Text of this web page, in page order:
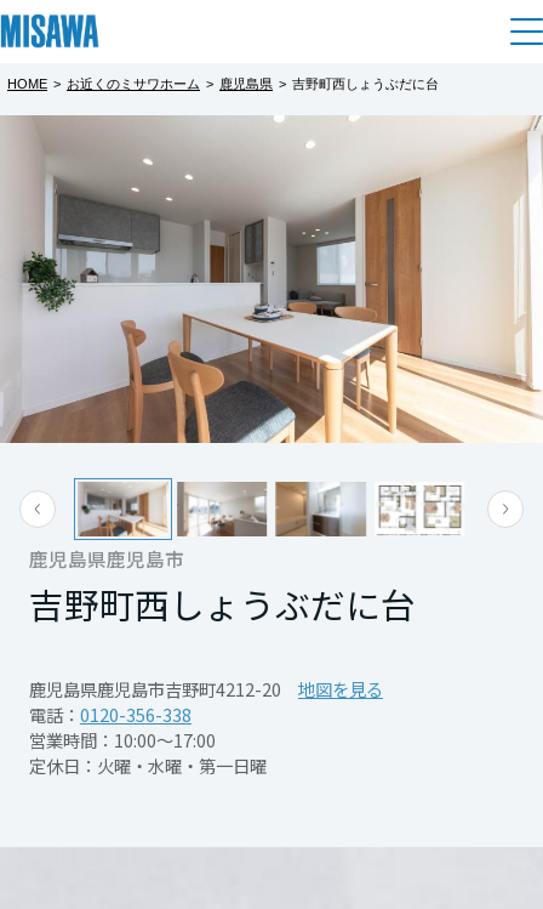
住まい
建てる [注文住宅]
商品ラインアップ
デザイン
テクノロジー（住まいの性能）
建築事例・建築実例
デザイナーズギャラリー
インテリア
住まいづくりガイド
分譲住宅（建売・土地）検索
スムストック検索
土地活用
個人のお客さま
賃貸併用住宅
店舗・各種施設
土地活用モデルルーム見学
土地活用実例
企業不動産活用（CRE）戦略
社宅建築
リフォーム
戸建て・マンション
ミサワリフォームとは
リフォームの流れ
リフォームメニュー
リフォーム事例
事業用リノベーション
まちづくり
複合開発・投資開発
複合開発事業（ASMACI-アスマチ-）
再開発・官民連携事業
分譲マンション開発事業
建築再生事業
オーナーサポート
サポートメニュー
住まいるりんぐ（ロングサポート）
アフターメンテナンス
ミサワリフォーム
企 業・IR情報
企業・IR
MISAWAについて
ミサワホームグループ
展示場・イベント情報
カタログ請求
HOME > お近くのミサワホーム > 鹿児島県 > 吉野町西しょうぶだに台
鹿児島県鹿児島市
吉野町西しょうぶだに台
鹿児島県鹿児島市吉野町4212-20
地図を見る
電話： 0120-356-338
営業時間：10:00～17:00
定休日：火曜・水曜・第一日曜
都道府県を選択
北海道
岩手県
宮城県
秋田県
吉野町西しょうぶだに台
１階は広がりとつながりのある開放的な空間
設計に。
２階は家族の変化に寄り添う可変空間とし、
自由に満喫できる
「マルチヌック」を新提案。
自分らしいライフシーンを楽しみ、
※画像はイメージです。
もっと見る
開催日時
毎週 土曜・日曜 ・祝日 開
【分譲フェア】吉野町西しょうぶだに台
完全予約制
期間中、分譲地来場やイベント見学をWEBで
ご予約の上、アンケートにご回答いただく
と、Amazonギフトカード8,000円分をプレゼ
ントいたします。ぜひこの機会にご家族揃っ
てご来場ください。
※「WEB予約ご来場プレゼント」は、1世帯1
回のみとさせていただきます。過去にご参加
された方は、対象外とさせていただきます。
設計に。
２階は家族の変化に寄り添う可変空間とし、